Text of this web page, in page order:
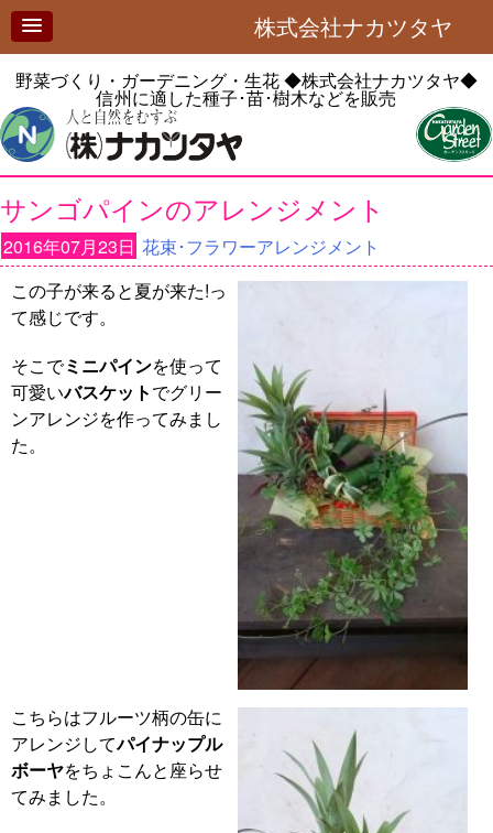
株式会社ナカツタヤ
野菜づくり・ガーデニング・生花◆株式会社ナカツタヤ◆
信州に適した種子･苗･樹木などを販売
サンゴパインのアレンジメント
2016年07月23日 花束･フラワーアレンジメント
この子が来ると夏が来た!っ
て感じです。
そこでミニパインを使って
可愛いバスケットでグリー
ンアレンジを作ってみまし
た。
こちらはフルーツ柄の缶に
アレンジしてパイナップル
ボーヤをちょこんと座らせ
てみました。